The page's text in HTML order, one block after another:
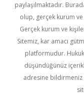
paylaşılmaktadır.
olup, gerçek kurum ve
Gerçek kurum ve
Sitemiz, kar amacı
platformudur.
düşündüğünüz
adresine bildirmeniz